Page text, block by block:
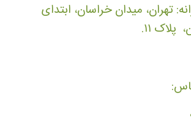
تهران، میدان خراسان، ابتدای
۱۱.